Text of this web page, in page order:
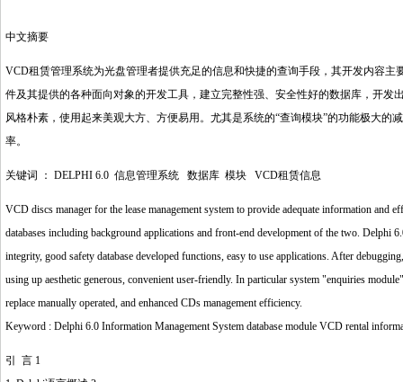
中文摘要
VCD租赁管理系统为光盘管理者提供充足的信息和快捷的查询手段，其开发内容
件及其提供的各种面向对象的开发工具，建立完整性强、安全性好的数据库，开
风格朴素，使用起来美观大方、方便易用。尤其是系统的“查询模块”的功能极大
率。
关键词 ： DELPHI 6.0 信息管理系统 数据库 模块 VCD租赁信息
VCD discs manager for the lease management system to provide adequate information and
databases including background applications and front-end development of the two. Delphi
integrity, good safety database developed functions, easy to use applications. After
using up aesthetic generous, convenient user-friendly. In particular system "enquiries
replace manually operated, and enhanced CDs management efficiency.
Keyword : Delphi 6.0 Information Management System database module VCD rental
引 言 1